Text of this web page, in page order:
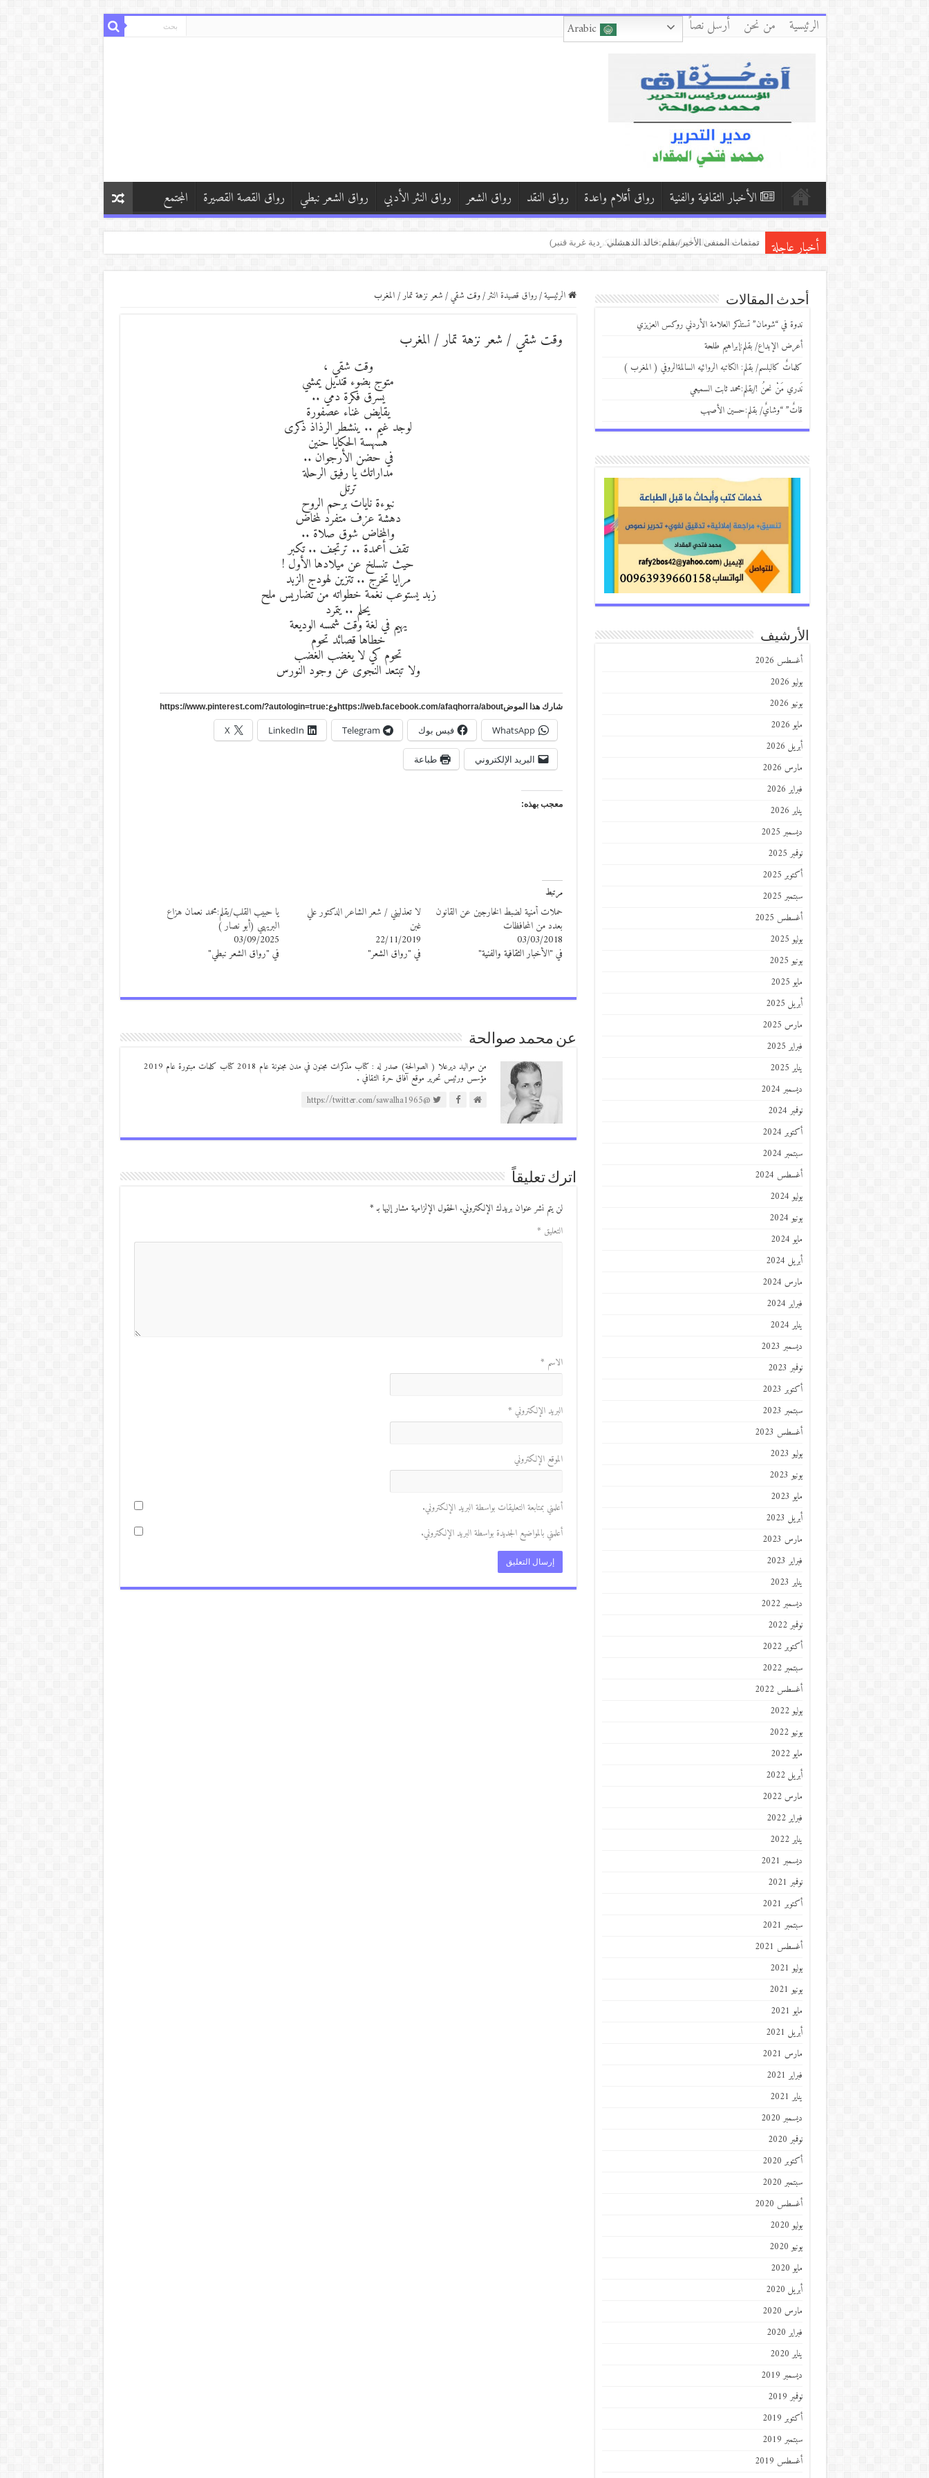
الرئيسية من نحن أرسل نصاً Arabic
الأخبار الثقافية والفنية رواق أقلام واعدة رواق النقد رواق الشعر رواق النثر الأدبي رواق الشعر نبطي رواق القصة القصيرة المجتمع
أخبار عاجلة قراءة لقصيدة (لن أتعافى منك للشاعرة الكردية غربة قنبر)
دمشق وأبي وأنا/ بقلم:فاطمة حرفوش ( سوريا )
كفّي/بقلم:زكي العلي ( العراق )
الرئيسية/رواق قصيدة النثر/وقت شقي / شعر نزهة تمار / المغرب
وقت شقي / شعر نزهة تمار / المغرب
وقت شقي ،
متوج بضوء قنديل يمشي
يسرق فكرة دمي ..
يقايض غناء عصفورة
لوجد غيم .. ينشطر الرذاذ ذكرى
هسهسة الحكايا حنين
في حضن الأرجوان ..
مداراتك يا رفيق الرحلة
ترتل
نبوءة نايات برحم الروح
دهشة عزف متفرد لمخاض
والمخاض شوق صلاة ..
تقف أعمدة .. ترتجف .. تكبر
حيث تنسلخ عن ميلادها الأول !
مرايا تخرج .. تتزين لهودج الزبد
زبد يستوعب نغمة خطواته من تضاريس ملح
يحلم .. يتمرد
يهيم في لغة وقت شمسه الوديعة
خطاها قصائد تحوم
تحوم كي لا يغضب الغضب
ولا تبتعد النجوى عن وجود النورس
شارك هذا الموضhttps://web.facebook.com/afaqhorra/aboutوع:https://www.pinterest.com/?autologin=true
WhatsApp فيس بوك Telegram
LinkedIn
X
البريد الإلكتروني طباعة
معجب بهذه:
مرتبط
حملات أمنية لضبط الخارجين عن القانون
بعدد من المحافظات
03/03/2018
في "الأخبار الثقافية والفنية"
لا تعذليني / شعر الشاعر الدكتور علي
غبن
22/11/2019
في "رواق الشعر"
يا حبيب القلب/بقلم:محمد نعمان هزاع
البريهي (أبو نصار )
03/09/2025
في "رواق الشعر نبطي"
عن محمد صوالحة
من مواليد ديرعلا ( الصوالحة) صدر له : كتاب مذكرات مجنون في مدن مجنونة عام 2018 كتاب كلمات مبتورة عام 2019
مؤسس ورئيس تحرير موقع آفاق حرة الثقافي .
@https://twitter.com/sawalha1965
اترك تعليقاً
لن يتم نشر عنوان بريدك الإلكتروني. الحقول الإلزامية مشار إليها بـ*
التعليق *
الاسم *
البريد الإلكتروني *
الموقع الإلكتروني
أعلمني بمتابعة التعليقات بواسطة البريد الإلكتروني.
أعلمني بالمواضيع الجديدة بواسطة البريد الإلكتروني.
أحدث المقالات
ندوة في “شومان” تستذكر العلامة الأردني روكس العزيزي
أعرض الإبداع/ بقلم:إبراهيم طلحة
كلماتٌ كالبلسم/ بقلم: الكاتبه الروائيه السالمةالروفي ( المغرب )
نَدري مَنْ نحنُ !/بقلم:محمد ثابت السميعي
قاتٌ” “وشايٌ/ بقلم:حسين الأصهب
الأرشيف
أغسطس 2026
يوليو 2026
يونيو 2026
مايو 2026
أبريل 2026
مارس 2026
فبراير 2026
يناير 2026
ديسمبر 2025
نوفمبر 2025
أكتوبر 2025
سبتمبر 2025
أغسطس 2025
يوليو 2025
يونيو 2025
مايو 2025
أبريل 2025
مارس 2025
فبراير 2025
يناير 2025
ديسمبر 2024
نوفمبر 2024
أكتوبر 2024
سبتمبر 2024
أغسطس 2024
يوليو 2024
يونيو 2024
مايو 2024
أبريل 2024
مارس 2024
فبراير 2024
يناير 2024
ديسمبر 2023
نوفمبر 2023
أكتوبر 2023
سبتمبر 2023
أغسطس 2023
يوليو 2023
يونيو 2023
مايو 2023
أبريل 2023
مارس 2023
فبراير 2023
يناير 2023
ديسمبر 2022
نوفمبر 2022
أكتوبر 2022
سبتمبر 2022
أغسطس 2022
يوليو 2022
يونيو 2022
مايو 2022
أبريل 2022
مارس 2022
فبراير 2022
يناير 2022
ديسمبر 2021
نوفمبر 2021
أكتوبر 2021
سبتمبر 2021
أغسطس 2021
يوليو 2021
يونيو 2021
مايو 2021
أبريل 2021
مارس 2021
فبراير 2021
يناير 2021
ديسمبر 2020
نوفمبر 2020
أكتوبر 2020
سبتمبر 2020
أغسطس 2020
يوليو 2020
يونيو 2020
مايو 2020
أبريل 2020
مارس 2020
فبراير 2020
يناير 2020
ديسمبر 2019
نوفمبر 2019
أكتوبر 2019
سبتمبر 2019
أغسطس 2019